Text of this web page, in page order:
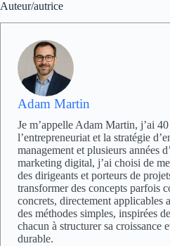
Auteur/autrice
Adam Martin
Je m’appelle Adam Martin, j’ai
l’entrepreneuriat et la stratégie
management et plusieurs années
marketing digital, j’ai choisi de
des dirigeants et porteurs de
transformer des concepts parfois
concrets, directement applicables
des méthodes simples, inspirées
chacun à structurer sa croissance
durable.